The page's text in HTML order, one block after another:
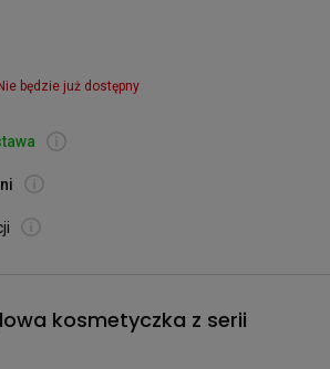
będzie już dostępny
kosmetyczka z serii